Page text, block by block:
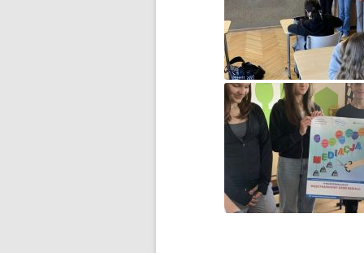
WYNIKÓW EGZAMINU KLAS 8
INFORMACJA O REALIZACJI
PROJEKTU W RAMACH
PROGRAMU „GROBY I
CMENTARZE WOJENNE W
KRAJU”
INFORMACJE DLA RODZICÓW
INFORMACJE URZĘDU MIASTA